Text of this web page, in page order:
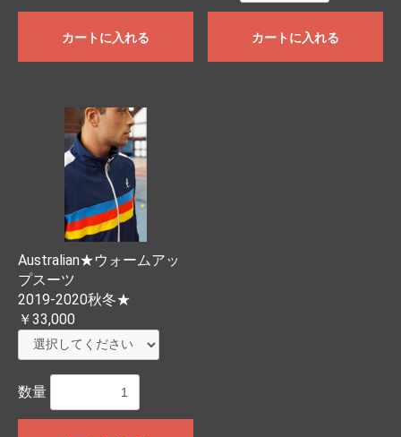
カートに入れる カートに入れる
Australian★ウォームアッ
プスーツ
2019-2020秋冬★
￥33,000
数量